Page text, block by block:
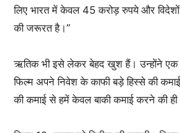
लिए भारत में केवल 45 करोड़ रुपये और
की जरूरत है।”
ऋतिक भी इसे लेकर बेहद खुश हैं। उन्होंने एक
फिल्म अपने निवेश के काफी बड़े हिस्से की
की कमाई से हमें केवल बाकी कमाई करने की